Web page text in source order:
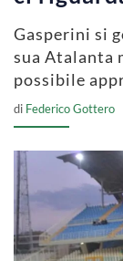
Gasperini si
sua Atalanta
possibile
di Federico Gottero